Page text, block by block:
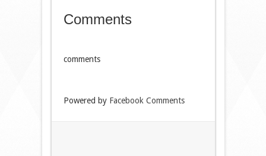
Comments
comments
Powered by Facebook Comments